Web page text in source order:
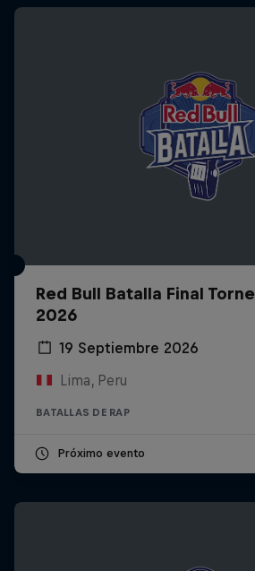
Red Bull Batalla Final
2026
19 Septiembre 2026
Lima, Peru
BATALLAS DE RAP
Próximo evento